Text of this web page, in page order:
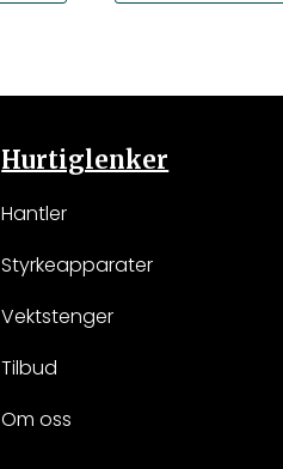
Hurtiglenker
Hantler
Styrkeapparater
Vektstenger
Tilbud
Om oss